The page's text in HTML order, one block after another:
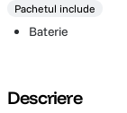
Pachetul include
Baterie
Descriere